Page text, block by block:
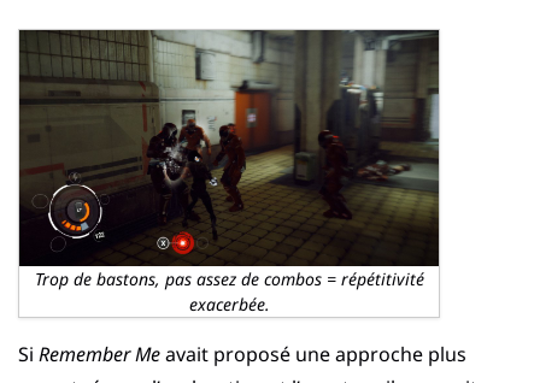
Trop de bastons, pas assez de combos = répétitivité
exacerbée.
Si Remember Meavait proposé une approche plus